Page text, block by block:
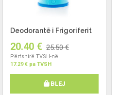
Deodorantë i Frigoriferit
20.40 € 25.50 €
Përfshirë TVSH-në
17.29 € pa TVSH
BLEJ